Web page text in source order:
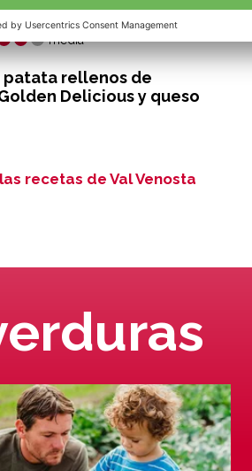
media
patata rellenos de
Delicious y queso
recetas de Val Venosta